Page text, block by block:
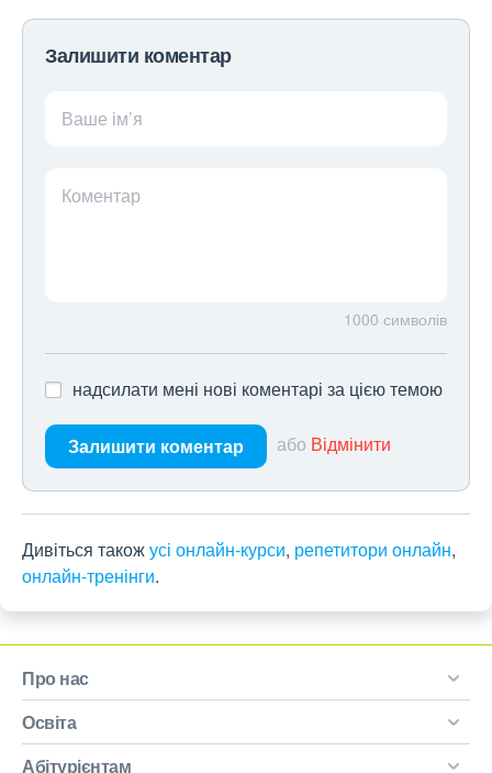
Залишити коментар
Ваше ім’я
Коментар
1000 символів
надсилати мені нові коментарі за цією темою
Залишити коментар або Відмінити
Дивіться такожусі онлайн-курси, репетитори онлайн,
онлайн-тренінги.
Про нас
Освіта
Абітурієнтам